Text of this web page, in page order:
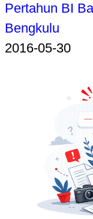
Pertahun BI
Bengkulu
2016-05-30